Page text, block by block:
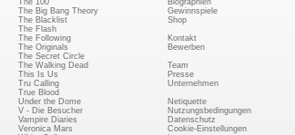
The Big Bang Theory
The Blacklist
The Flash
The Following
The Originals
The Secret Circle
The Walking Dead
This Is Us
Tru Calling
True Blood
Under the Dome
V - Die Besucher
Vampire Diaries
Veronica Mars
Gewinnspiele
Shop
Kontakt
Bewerben
Team
Presse
Unternehmen
Netiquette
Nutzungsbedingungen
Datenschutz
Cookie-Einstellungen